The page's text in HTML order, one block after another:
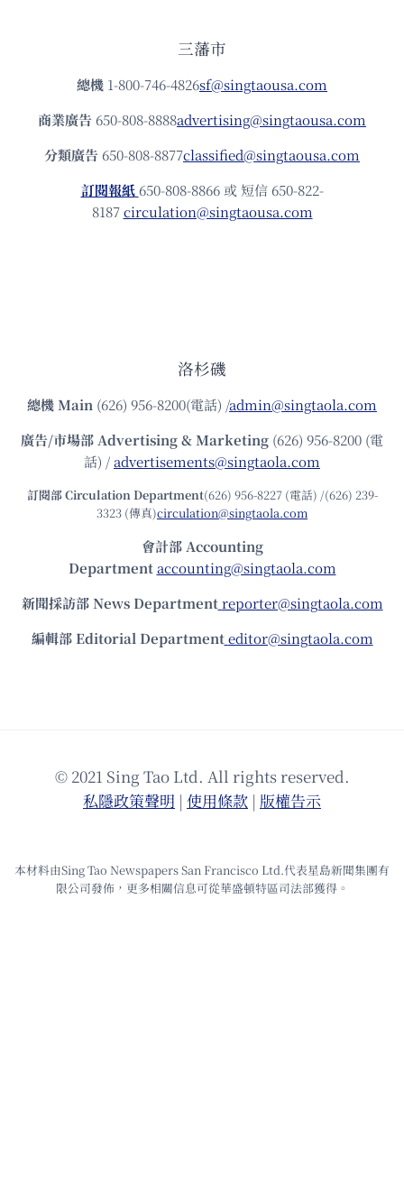
三藩市
總機 1-800-746-4826sf@singtaousa.com
商業廣告 650-808-8888advertising@singtaousa.com
分類廣告 650-808-8877classified@singtaousa.com
訂閱報紙 650-808-8866 或 短信 650-822-
8187circulation@singtaousa.com
洛杉磯
總機Main (626) 956-8200(電話) /admin@singtaola.com
廣告/市場部Advertising & Marketing (626) 956-8200 (電
話) /advertisements@singtaola.com
訂閱部 Circulation Department(626) 956-8227 (電話) /(626) 239-
3323 (傳真)circulation@singtaola.com
會計部 Accounting
Department accounting@singtaola.com
新聞採訪部 News Department reporter@singtaola.com
編輯部 Editorial Department editor@singtaola.com
© 2021 Sing Tao Ltd. All rights reserved.
私隱政策聲明 | 使⽤條款 | 版權告⽰
本材料由Sing Tao Newspapers San Francisco Ltd.代表星島新聞集團有
限公司發佈，更多相關信息可從華盛頓特區司法部獲得。